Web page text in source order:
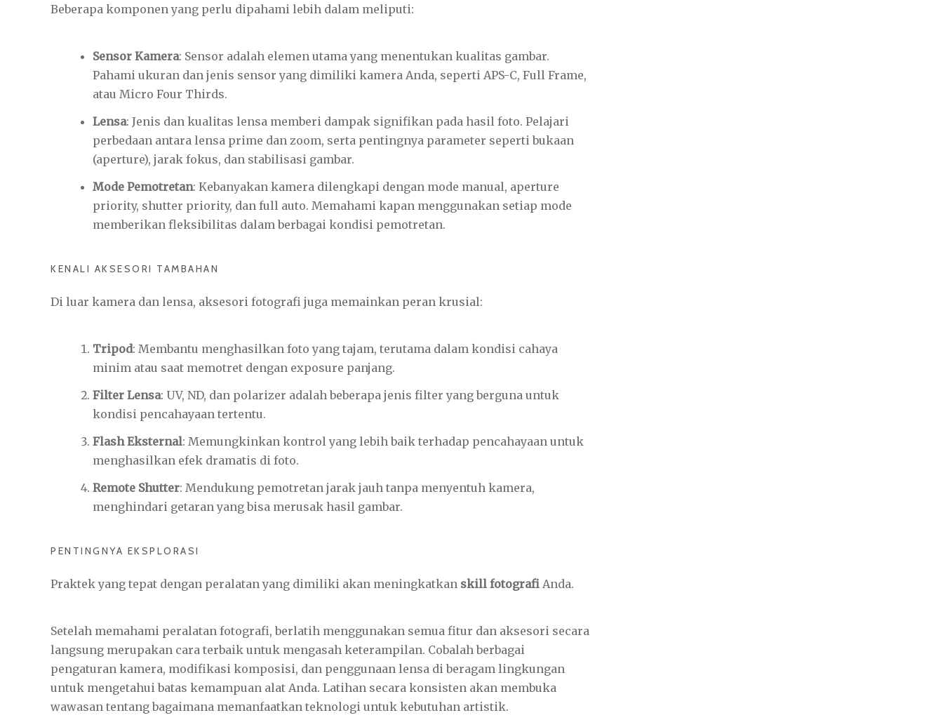
Beberapa komponen yang perlu dipahami lebih dalam meliputi:
Sensor Kamera: Sensor adalah elemen utama yang menentukan kualitas gambar.
Pahami ukuran dan jenis sensor yang dimiliki kamera Anda, seperti APS-C, Full Frame,
atau Micro Four Thirds.
Lensa: Jenis dan kualitas lensa memberi dampak signifikan pada hasil foto. Pelajari
perbedaan antara lensa prime dan zoom, serta pentingnya parameter seperti bukaan
(aperture), jarak fokus, dan stabilisasi gambar.
Mode Pemotretan: Kebanyakan kamera dilengkapi dengan mode manual, aperture
priority, shutter priority, dan full auto. Memahami kapan menggunakan setiap mode
memberikan fleksibilitas dalam berbagai kondisi pemotretan.
KENALI AKSESORI TAMBAHAN
Di luar kamera dan lensa, aksesori fotografi juga memainkan peran krusial:
Tripod: Membantu menghasilkan foto yang tajam, terutama dalam kondisi cahaya
minim atau saat memotret dengan exposure panjang.
Filter Lensa: UV, ND, dan polarizer adalah beberapa jenis filter yang berguna untuk
kondisi pencahayaan tertentu.
Flash Eksternal: Memungkinkan kontrol yang lebih baik terhadap pencahayaan untuk
menghasilkan efek dramatis di foto.
Remote Shutter: Mendukung pemotretan jarak jauh tanpa menyentuh kamera,
menghindari getaran yang bisa merusak hasil gambar.
PENTINGNYA EKSPLORASI
Praktek yang tepat dengan peralatan yang dimiliki akan meningkatkan skill fotografi Anda.
Setelah memahami peralatan fotografi, berlatih menggunakan semua fitur dan aksesori secara
langsung merupakan cara terbaik untuk mengasah keterampilan. Cobalah berbagai
pengaturan kamera, modifikasi komposisi, dan penggunaan lensa di beragam lingkungan
untuk mengetahui batas kemampuan alat Anda. Latihan secara konsisten akan membuka
wawasan tentang bagaimana memanfaatkan teknologi untuk kebutuhan artistik.